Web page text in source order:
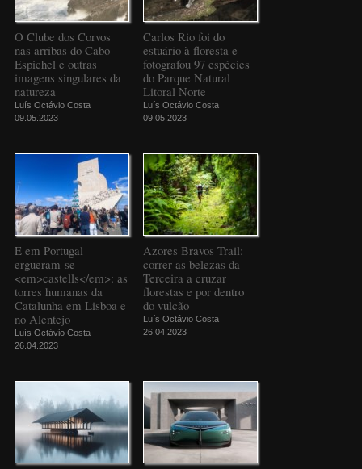
O Clube dos Corvos
nas arribas do Cabo
Espichel e outras
imagens singulares da
natureza
Luís Octávio Costa
09.05.2023
Carlos Rio foi do
estuário à floresta e
fotografou 97 espécies
do Parque Natural
Litoral Norte
Luís Octávio Costa
09.05.2023
E em Portugal
ergueram-se
<em>castells</em>: as
torres humanas da
Catalunha em Lisboa e
no Alentejo
Luís Octávio Costa
26.04.2023
Azores Bravos Trail:
correr as belezas da
Terceira a cruzar
florestas e por dentro
do vulcão
Luís Octávio Costa
26.04.2023